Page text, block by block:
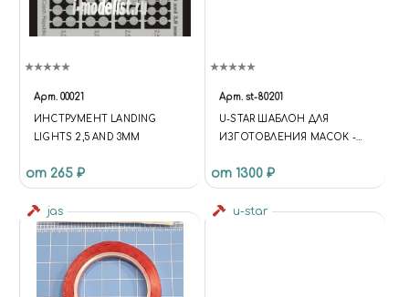
Арт. 00021
ИНСТРУМЕНТ LANDING
LIGHTS 2,5 AND 3MM
от 265 ₽
Арт. st-80201
U-STAR ШАБЛОН ДЛЯ
ИЗГОТОВЛЕНИЯ МАСОК -
200X270ММ
от 1300 ₽
jas u-star